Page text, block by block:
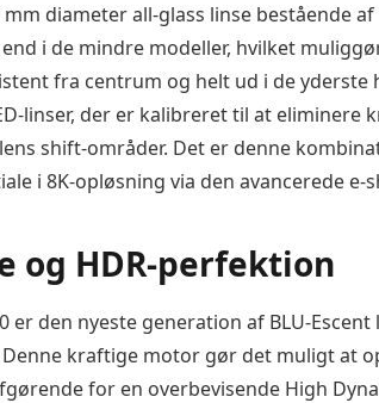
diameter all-glass linse bestående
i de mindre modeller, hvilket
fra centrum og helt ud i de
linser, der er kalibreret til at
shift-områder. Det er denne
i 8K-opløsning via den avancerede e-
og HDR-perfektion
er den nyeste generation af BLU-
Denne kraftige motor gør det muligt at
for en overbevisende High